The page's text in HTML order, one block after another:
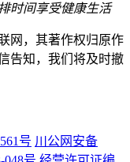
时间享受健康生活
网，其著作权归原作
告知，我们将及时撤
号 川公网安备